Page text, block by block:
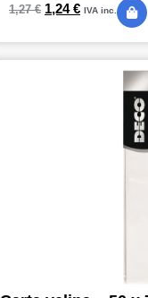
1,27€ 1,24€ IVA inc.